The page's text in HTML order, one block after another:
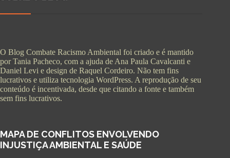
O Blog Combate Racismo Ambiental foi criado e é mantido
por Tania Pacheco, com a ajuda de Ana Paula Cavalcanti e
Daniel Levi e design de Raquel Cordeiro. Não tem fins
lucrativos e utiliza tecnologia WordPress. A reprodução de seu
conteúdo é incentivada, desde que citando a fonte e também
sem fins lucrativos.
MAPA DE CONFLITOS ENVOLVENDO
INJUSTIÇA AMBIENTAL E SAÚDE